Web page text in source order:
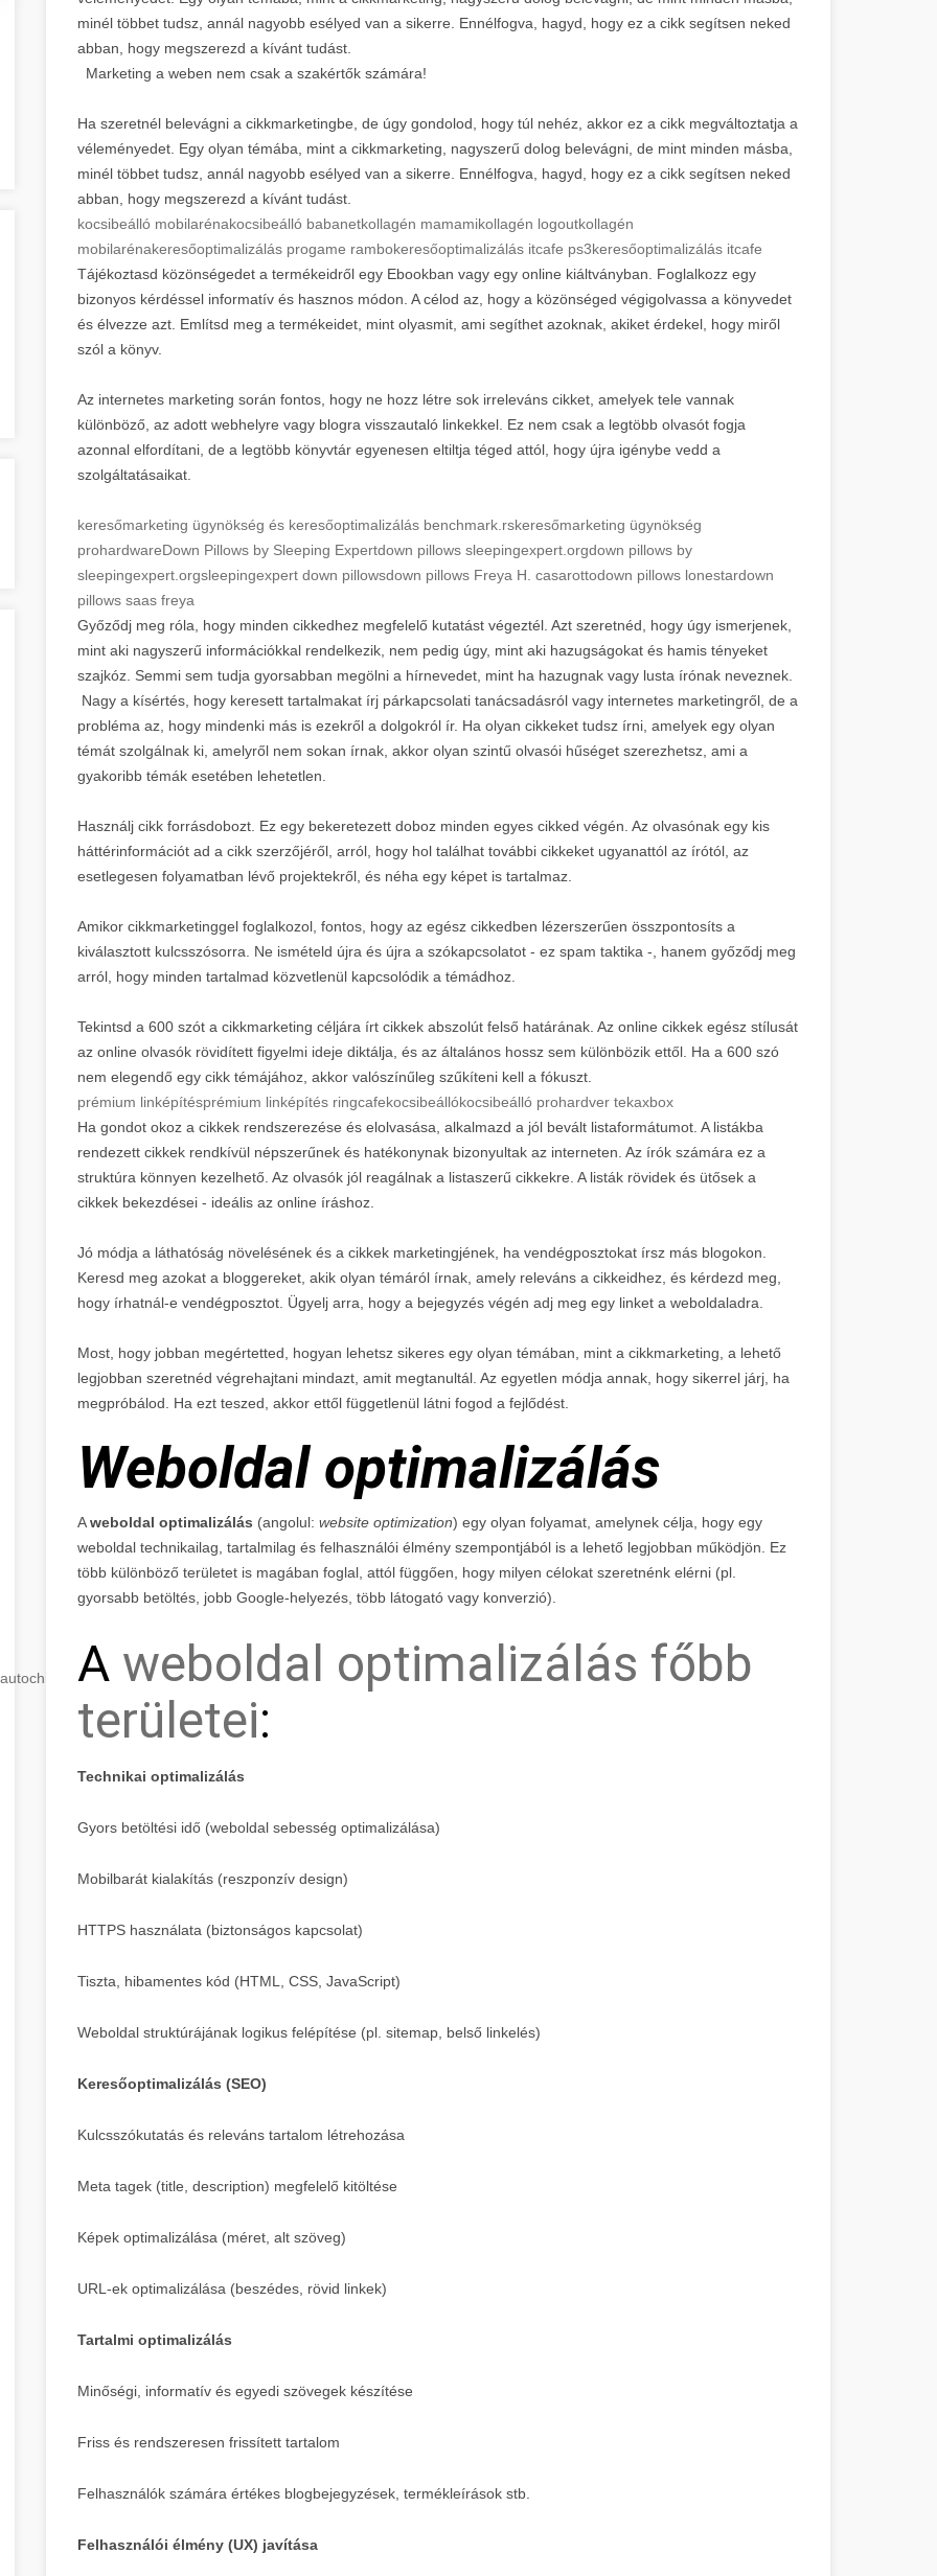
minél többet tudsz, annál nagyobb esélyed van a sikerre. Ennélfogva, hagyd, hogy ez a cikk segítsen neked
abban, hogy megszerezd a kívánt tudást.
Marketing a weben nem csak a szakértők számára!
Ha szeretnél belevágni a cikkmarketingbe, de úgy gondolod, hogy túl nehéz, akkor ez a cikk megváltoztatja a
véleményedet. Egy olyan témába, mint a cikkmarketing, nagyszerű dolog belevágni, de mint minden másba,
minél többet tudsz, annál nagyobb esélyed van a sikerre. Ennélfogva, hagyd, hogy ez a cikk segítsen neked
abban, hogy megszerezd a kívánt tudást.
kocsibeálló mobilarénakocsibeálló babanetkollagén mamamikollagén logoutkollagén
mobilarénakeresőoptimalizálás progame rambokeresőoptimalizálás itcafe ps3keresőoptimalizálás itcafe
Tájékoztasd közönségedet a termékeidről egy Ebookban vagy egy online kiáltványban. Foglalkozz egy
bizonyos kérdéssel informatív és hasznos módon. A célod az, hogy a közönséged végigolvassa a könyvedet
és élvezze azt. Említsd meg a termékeidet, mint olyasmit, ami segíthet azoknak, akiket érdekel, hogy miről
szól a könyv.
Az internetes marketing során fontos, hogy ne hozz létre sok irreleváns cikket, amelyek tele vannak
különböző, az adott webhelyre vagy blogra visszautaló linkekkel. Ez nem csak a legtöbb olvasót fogja
azonnal elfordítani, de a legtöbb könyvtár egyenesen eltiltja téged attól, hogy újra igénybe vedd a
szolgáltatásaikat.
keresőmarketing ügynökség és keresőoptimalizálás benchmark.rskeresőmarketing ügynökség
prohardwareDown Pillows by Sleeping Expertdown pillows sleepingexpert.orgdown pillows by
sleepingexpert.orgsleepingexpert down pillowsdown pillows Freya H. casarottodown pillows lonestardown
pillows saas freya
Győződj meg róla, hogy minden cikkedhez megfelelő kutatást végeztél. Azt szeretnéd, hogy úgy ismerjenek,
mint aki nagyszerű információkkal rendelkezik, nem pedig úgy, mint aki hazugságokat és hamis tényeket
szajkóz. Semmi sem tudja gyorsabban megölni a hírnevedet, mint ha hazugnak vagy lusta írónak neveznek.
Nagy a kísértés, hogy keresett tartalmakat írj párkapcsolati tanácsadásról vagy internetes marketingről, de a
probléma az, hogy mindenki más is ezekről a dolgokról ír. Ha olyan cikkeket tudsz írni, amelyek egy olyan
témát szolgálnak ki, amelyről nem sokan írnak, akkor olyan szintű olvasói hűséget szerezhetsz, ami a
gyakoribb témák esetében lehetetlen.
Használj cikk forrásdobozt. Ez egy bekeretezett doboz minden egyes cikked végén. Az olvasónak egy kis
háttérinformációt ad a cikk szerzőjéről, arról, hogy hol találhat további cikkeket ugyanattól az írótól, az
esetlegesen folyamatban lévő projektekről, és néha egy képet is tartalmaz.
Amikor cikkmarketinggel foglalkozol, fontos, hogy az egész cikkedben lézerszerűen összpontosíts a
kiválasztott kulcsszósorra. Ne ismételd újra és újra a szókapcsolatot - ez spam taktika -, hanem győződj meg
arról, hogy minden tartalmad közvetlenül kapcsolódik a témádhoz.
Tekintsd a 600 szót a cikkmarketing céljára írt cikkek abszolút felső határának. Az online cikkek egész stílusát
az online olvasók rövidített figyelmi ideje diktálja, és az általános hossz sem különbözik ettől. Ha a 600 szó
nem elegendő egy cikk témájához, akkor valószínűleg szűkíteni kell a fókuszt.
prémium linképítésprémium linképítés ringcafekocsibeállókocsibeálló prohardver tekaxbox
Ha gondot okoz a cikkek rendszerezése és elolvasása, alkalmazd a jól bevált listaformátumot. A listákba
rendezett cikkek rendkívül népszerűnek és hatékonynak bizonyultak az interneten. Az írók számára ez a
struktúra könnyen kezelhető. Az olvasók jól reagálnak a listaszerű cikkekre. A listák rövidek és ütősek a
cikkek bekezdései - ideális az online íráshoz.
Jó módja a láthatóság növelésének és a cikkek marketingjének, ha vendégposztokat írsz más blogokon.
Keresd meg azokat a bloggereket, akik olyan témáról írnak, amely releváns a cikkeidhez, és kérdezd meg,
hogy írhatnál-e vendégposztot. Ügyelj arra, hogy a bejegyzés végén adj meg egy linket a weboldaladra.
Most, hogy jobban megértetted, hogyan lehetsz sikeres egy olyan témában, mint a cikkmarketing, a lehető
legjobban szeretnéd végrehajtani mindazt, amit megtanultál. Az egyetlen módja annak, hogy sikerrel járj, ha
megpróbálod. Ha ezt teszed, akkor ettől függetlenül látni fogod a fejlődést.
Weboldal optimalizálás
Aweboldal optimalizálás (angolul: website optimization) egy olyan folyamat, amelynek célja, hogy egy
weboldal technikailag, tartalmilag és felhasználói élmény szempontjából is a lehető legjobban működjön. Ez
több különböző területet is magában foglal, attól függően, hogy milyen célokat szeretnénk elérni (pl.
gyorsabb betöltés, jobb Google-helyezés, több látogató vagy konverzió).
A weboldal optimalizálás főbb
területei:
Technikai optimalizálás
Gyors betöltési idő (weboldal sebesség optimalizálása)
Mobilbarát kialakítás (reszponzív design)
HTTPS használata (biztonságos kapcsolat)
Tiszta, hibamentes kód (HTML, CSS, JavaScript)
Weboldal struktúrájának logikus felépítése (pl. sitemap, belső linkelés)
Keresőoptimalizálás (SEO)
Kulcsszókutatás és releváns tartalom létrehozása
Meta tagek (title, description) megfelelő kitöltése
Képek optimalizálása (méret, alt szöveg)
URL-ek optimalizálása (beszédes, rövid linkek)
Tartalmi optimalizálás
Minőségi, informatív és egyedi szövegek készítése
Friss és rendszeresen frissített tartalom
Felhasználók számára értékes blogbejegyzések, termékleírások stb.
Felhasználói élmény (UX) javítása